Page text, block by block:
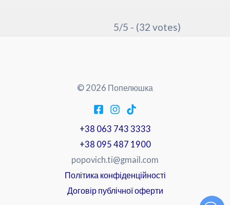
5/5 - (32 votes)
© 2026 Попелюшка
+38 063 743 3333
+38 095 487 1900
popovich.ti@gmail.com
Політика конфіденційності
Договір публічної оферти